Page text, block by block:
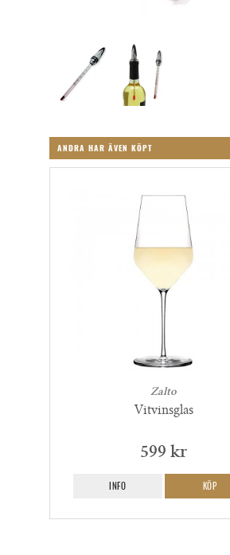
ANDRA HAR ÄVEN KÖPT
Zalto
Vitvinsglas
599 kr
INFO KÖP